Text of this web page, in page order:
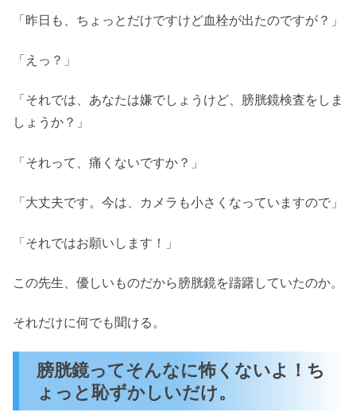
「昨日も、ちょっとだけですけど血栓が出たのですが？」
「えっ？」
「それでは、あなたは嫌でしょうけど、膀胱鏡検査をしま
しょうか？」
「それって、痛くないですか？」
「大丈夫です。今は、カメラも小さくなっていますので」
「それではお願いします！」
この先生、優しいものだから膀胱鏡を躊躇していたのか。
それだけに何でも聞ける。
膀胱鏡ってそんなに怖くないよ！ち
ょっと恥ずかしいだけ。